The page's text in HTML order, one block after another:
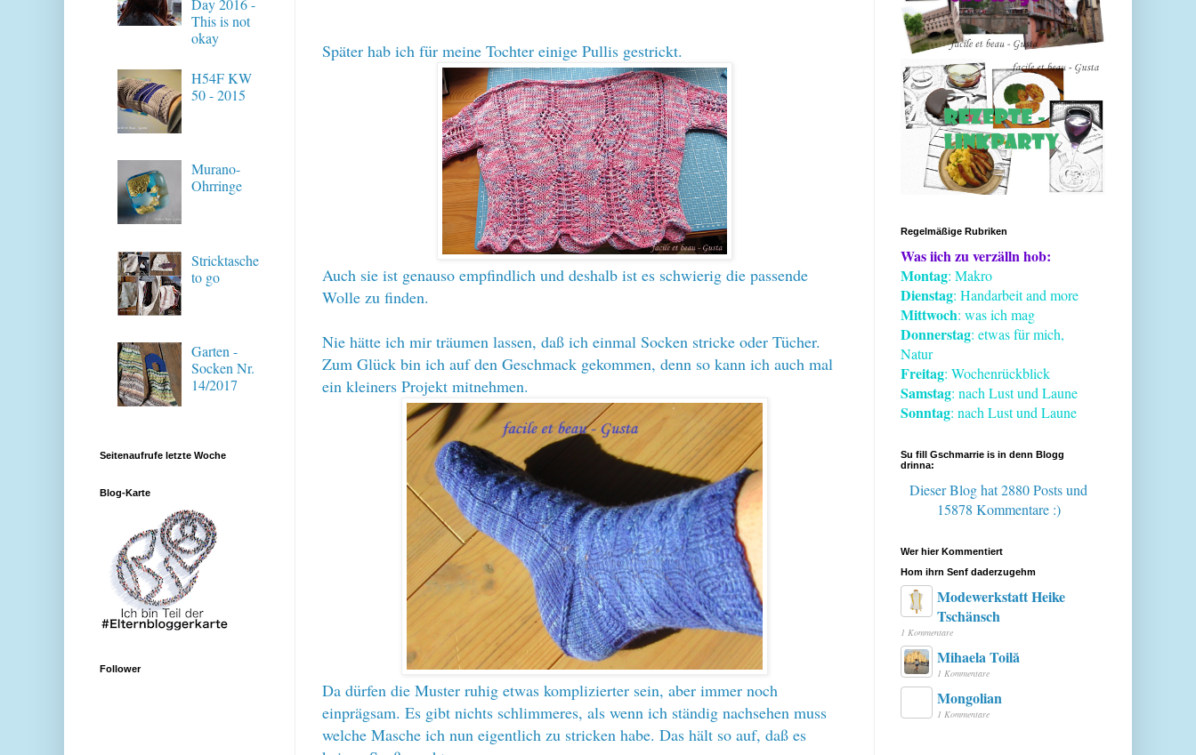
Später hab ich für meine Tochter einige Pullis gestrickt.
Auch sie ist genauso empfindlich und deshalb ist es schwierig die passende
Wolle zu finden.
Nie hätte ich mir träumen lassen, daß ich einmal Socken stricke oder Tücher.
Zum Glück bin ich auf den Geschmack gekommen, denn so kann ich auch mal
ein kleiners Projekt mitnehmen.
Da dürfen die Muster ruhig etwas komplizierter sein, aber immer noch
einprägsam. Es gibt nichts schlimmeres, als wenn ich ständig nachsehen muss
welche Masche ich nun eigentlich zu stricken habe. Das hält so auf, daß es
Day 2016 -
This is not
okay
H54F KW
50 - 2015
Murano-
Ohrringe
Stricktasche
to go
Garten -
Socken Nr.
14/2017
Seitenaufrufe letzte Woche
Blog-Karte
Follower
Regelmäßige Rubriken
Was iich zu verzälln hob:
Montag: Makro
Dienstag: Handarbeit and more
Mittwoch: was ich mag
Donnerstag: etwas für mich,
Natur
Freitag: Wochenrückblick
Samstag: nach Lust und Laune
Sonntag: nach Lust und Laune
Su fill Gschmarrie is in denn Blogg
drinna:
Dieser Blog hat 2880 Postsund
15878 Kommentare :)
Wer hier Kommentiert
Hom ihrn Senf daderzugehm
Modewerkstatt Heike
Tschänsch
1 Kommentare
Mihaela Toilă
1 Kommentare
Mongolian
1 Kommentare